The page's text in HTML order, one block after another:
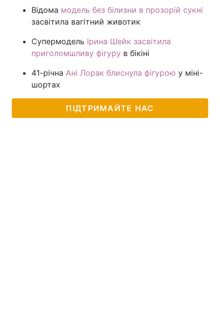
Відома модель без білизни в прозорій сукні
засвітила вагітний животик
Супермодель Ірина Шейк засвітила
приголомшливу фігуру в бікіні
41-річна Ані Лорак блиснула фігурою у міні-
шортах
ПІДТРИМАЙТЕ НАС